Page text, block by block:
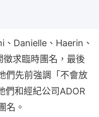
Danielle、Haerin、
求臨時團名，最後
們先前強調「不會放
們和經紀公司ADOR
名。